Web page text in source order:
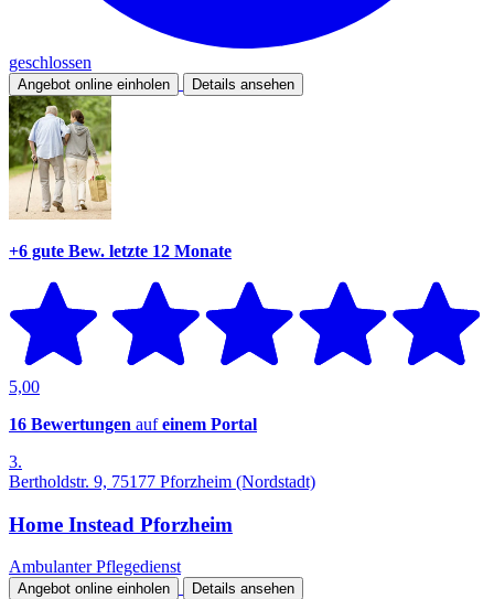
geschlossen
Angebot online einholen Details ansehen
+6 gute Bew. letzte 12 Monate
5,00
16 Bewertungen aufeinem Portal
3.
Bertholdstr. 9, 75177 Pforzheim (Nordstadt)
Home Instead Pforzheim
Ambulanter Pflegedienst
Angebot online einholen Details ansehen